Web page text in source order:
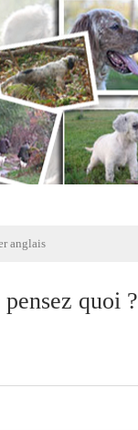
anglais
quoi ?